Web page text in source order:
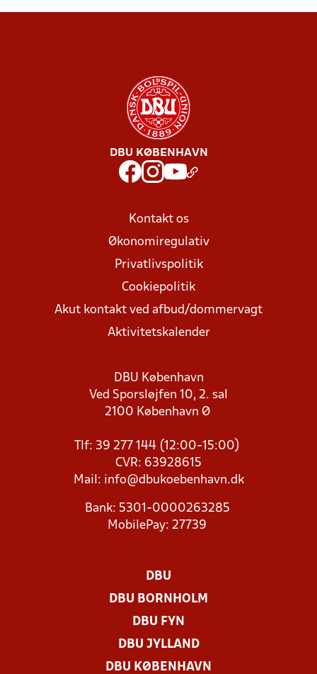
DBU KØBENHAVN
Kontakt os
Økonomiregulativ
Privatlivspolitik
Cookiepolitik
Akut kontakt ved afbud/dommervagt
Aktivitetskalender
DBU København
Ved Sporsløjfen 10, 2. sal
2100 København Ø
Tlf: 39 277 144 (12:00-15:00)
CVR: 63928615
Mail: info@dbukoebenhavn.dk
Bank: 5301-0000263285
MobilePay: 27739
DBU
DBU BORNHOLM
DBU FYN
DBU JYLLAND
DBU KØBENHAVN